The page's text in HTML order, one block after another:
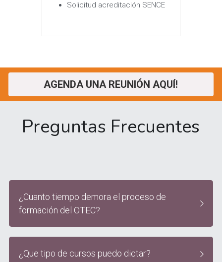
Solicitud acreditación SENCE
AGENDA UNA REUNIÓN AQUÍ!
Preguntas Frecuentes
¿Cuanto tiempo demora el proceso de
formación del OTEC?
¿Que tipo de cursos puedo dictar?